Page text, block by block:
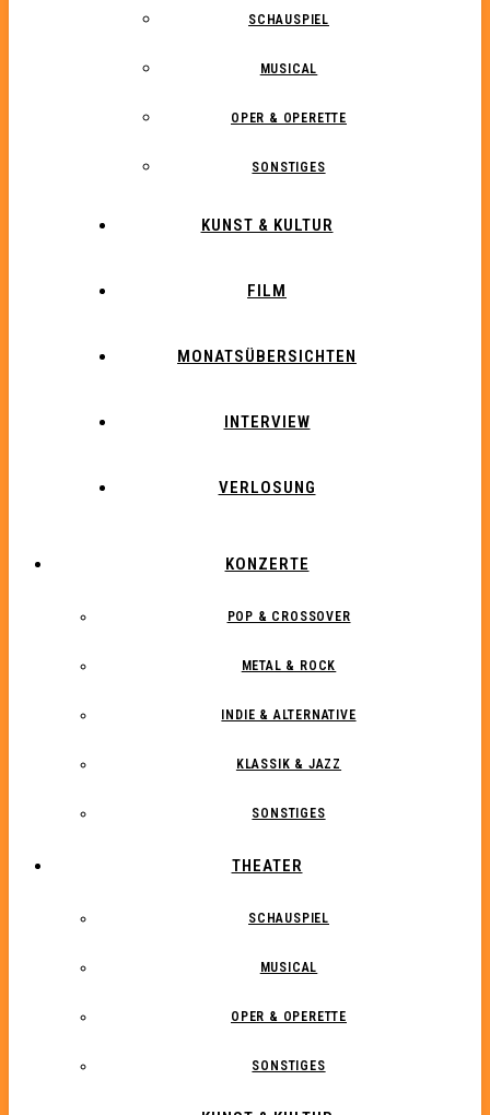
SCHAUSPIEL
MUSICAL
OPER & OPERETTE
SONSTIGES
KUNST & KULTUR
FILM
MONATSÜBERSICHTEN
INTERVIEW
VERLOSUNG
KONZERTE
POP & CROSSOVER
METAL & ROCK
INDIE & ALTERNATIVE
KLASSIK & JAZZ
SONSTIGES
THEATER
SCHAUSPIEL
MUSICAL
OPER & OPERETTE
SONSTIGES